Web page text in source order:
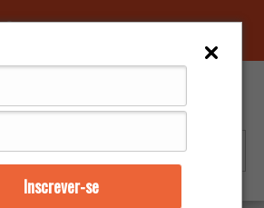
Inscrever-se